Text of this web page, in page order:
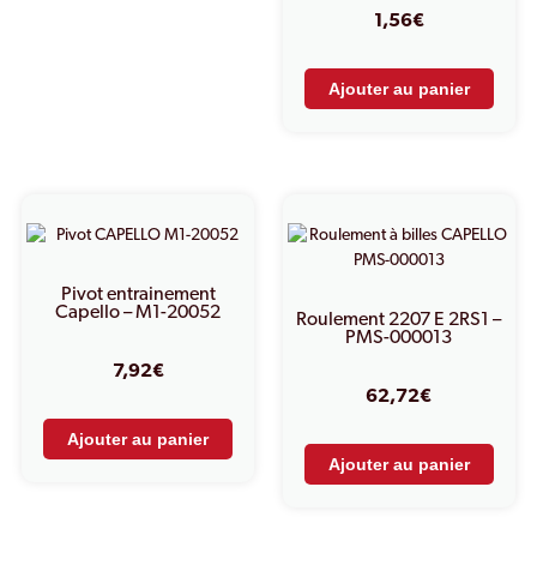
1,56€
Ajouter au panier
Pivot entrainement
Capello – M1-20052
7,92€
Ajouter au panier
Roulement 2207 E 2RS1 –
PMS-000013
62,72€
Ajouter au panier